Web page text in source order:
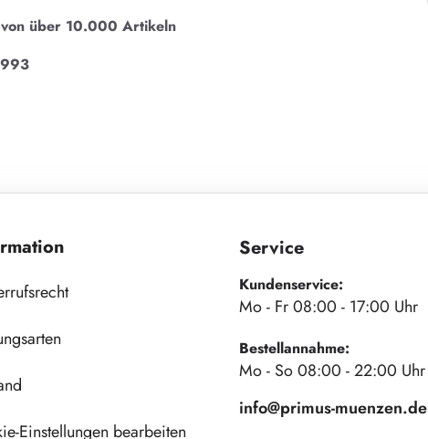
von über 10.000 Artikeln
Einstellungen bearbeiten
Service
Kundenservice:
Mo - Fr 08:00 - 17:00 Uhr
Bestellannahme:
Mo - So 08:00 - 22:00 Uhr
info@primus-muenzen.de